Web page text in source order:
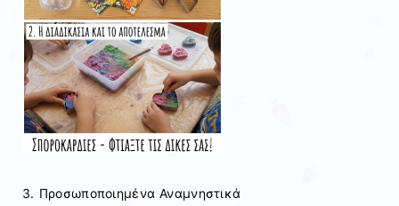
3. Προσωποποιημένα Αναμνηστικά